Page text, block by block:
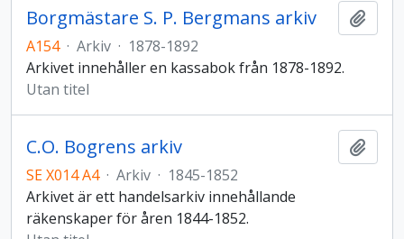
Borgmästare S. P. Bergmans arkiv
A154 · Arkiv · 1878-1892
Arkivet innehåller en kassabok från 1878-1892.
Utan titel
C.O. Bogrens arkiv
SE X014 A4 · Arkiv · 1845-1852
Arkivet är ett handelsarkiv innehållande
räkenskaper för åren 1844-1852.